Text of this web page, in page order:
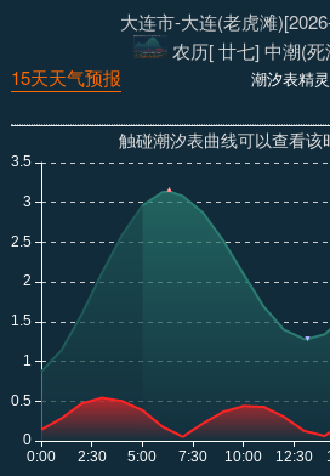
大连市-大连(老虎滩
农历[ 廿七] 中潮(
潮汐表精灵
15天天气预报
触碰潮汐表曲线可以查看该